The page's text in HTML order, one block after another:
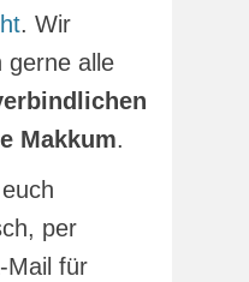
. Wir
gerne alle
Makkum.
per
Mail für